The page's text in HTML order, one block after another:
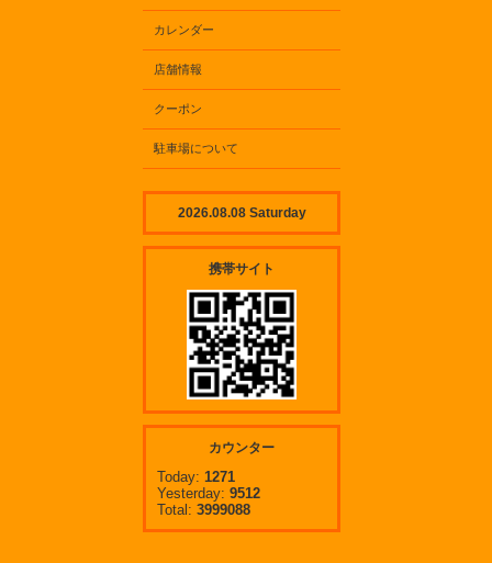
カレンダー
店舗情報
クーポン
駐車場について
2026.08.08 Saturday
携帯サイト
カウンター
Today: 1271
Yesterday: 9512
Total: 3999088